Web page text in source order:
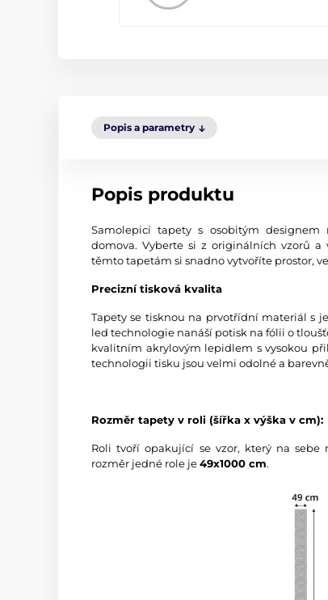
Popis a parametry
Popis produktu
Samolepicí tapety s osobitým
domova. Vyberte si z originálních vzorů
těmto tapetám si snadno vytvoříte prostor,
Precizní tisková kvalita
Tapety se tisknou na prvotřídní materiál s
led technologie nanáší potisk na fólii o
kvalitním akrylovým lepidlem s vysokou
technologii tisku jsou velmi odolné a
Rozměr tapety v roli (šířka x výška v cm):
Roli tvoří opakující se vzor, který na
rozměr jedné role je49x1000 cm.